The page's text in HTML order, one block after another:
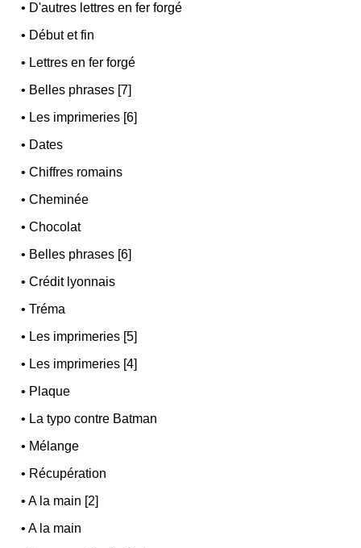
• D'autres lettres en fer forgé
• Début et fin
• Lettres en fer forgé
• Belles phrases [7]
• Les imprimeries [6]
• Dates
•Chiffres romains
•Cheminée
•Chocolat
• Belles phrases [6]
•Crédit lyonnais
•Tréma
• Les imprimeries [5]
• Les imprimeries [4]
• Plaque
• La typo contre Batman
• Mélange
• Récupération
•A la main [2]
•A la main